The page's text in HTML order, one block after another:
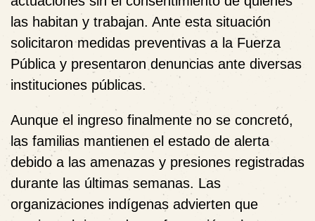
las habitan y trabajan. Ante esta situación
solicitaron medidas preventivas a la Fuerza
Pública y presentaron denuncias ante diversas
instituciones públicas.
Aunque el ingreso finalmente no se concretó,
las familias mantienen el estado de alerta
debido a las amenazas y presiones registradas
durante las últimas semanas. Las
organizaciones indígenas advierten que